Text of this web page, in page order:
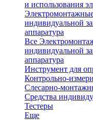
и использования
индивидуальной
аппаратура
Все
индивидуальной
аппаратура
Инструмент для
Контрольно-
Слесарно-
Средства
Тестеры
Еще